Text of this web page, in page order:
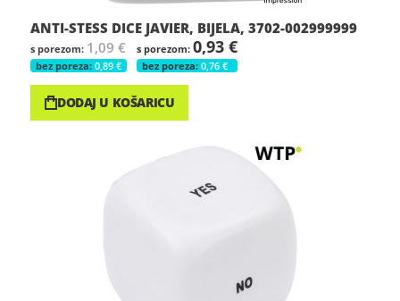
ANTI-STESS DICE JAVIER, BIJELA, 3702-002999999
1,09 €
0,89 €
0,93 €
0,76 €
DODAJ U KOŠARICU